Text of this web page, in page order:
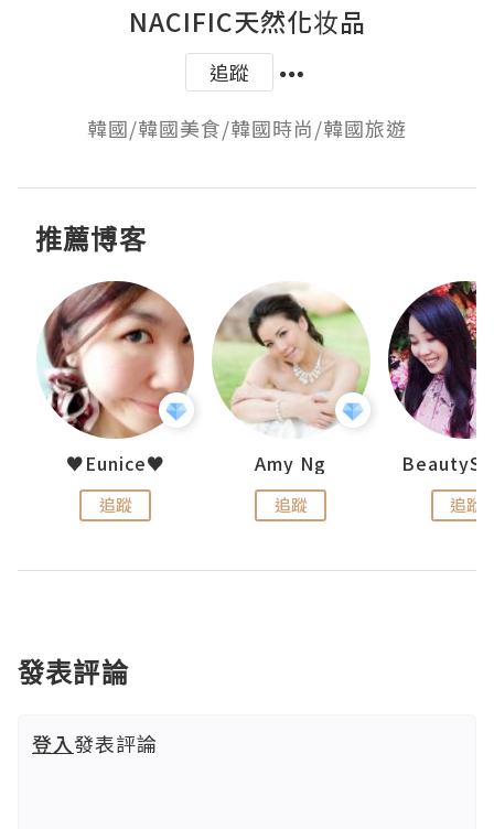
NACIFIC天然化妆品
追蹤
韓國/韓國美食/韓國時尚/韓國旅遊
推薦博客
♥Eunice♥
追蹤
Amy Ng
追蹤 追蹤
發表評論
登入發表評論